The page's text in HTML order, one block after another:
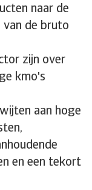
naar de
van de bruto
zijn over
kmo's
aan hoge
en een tekort